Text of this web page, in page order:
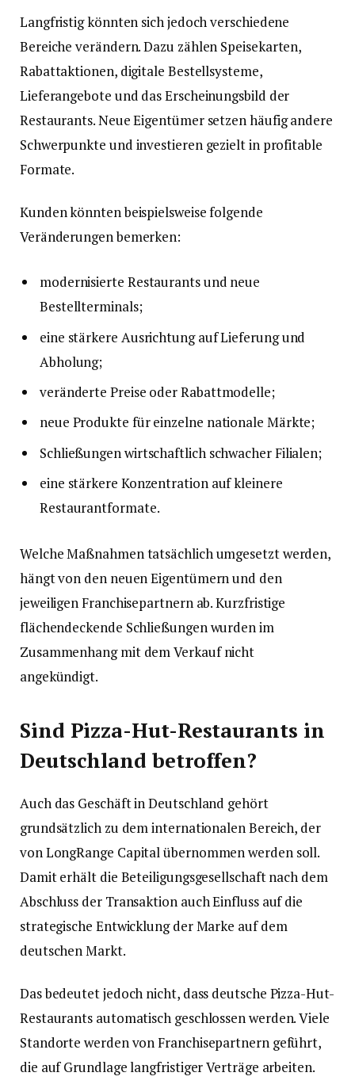
Langfristig könnten sich jedoch verschiedene
Bereiche verändern. Dazu zählen Speisekarten,
Rabattaktionen, digitale Bestellsysteme,
Lieferangebote und das Erscheinungsbild der
Restaurants. Neue Eigentümer setzen häufig andere
Schwerpunkte und investieren gezielt in profitable
Formate.
Kunden könnten beispielsweise folgende
Veränderungen bemerken:
modernisierte Restaurants und neue
Bestellterminals;
eine stärkere Ausrichtung auf Lieferung und
Abholung;
veränderte Preise oder Rabattmodelle;
neue Produkte für einzelne nationale Märkte;
Schließungen wirtschaftlich schwacher Filialen;
eine stärkere Konzentration auf kleinere
Restaurantformate.
Welche Maßnahmen tatsächlich umgesetzt werden,
hängt von den neuen Eigentümern und den
jeweiligen Franchisepartnern ab. Kurzfristige
flächendeckende Schließungen wurden im
Zusammenhang mit dem Verkauf nicht
angekündigt.
Sind Pizza-Hut-Restaurants in
Deutschland betroffen?
Auch das Geschäft in Deutschland gehört
grundsätzlich zu dem internationalen Bereich, der
von LongRange Capital übernommen werden soll.
Damit erhält die Beteiligungsgesellschaft nach dem
Abschluss der Transaktion auch Einfluss auf die
strategische Entwicklung der Marke auf dem
deutschen Markt.
Das bedeutet jedoch nicht, dass deutsche Pizza-Hut-
Restaurants automatisch geschlossen werden. Viele
Standorte werden von Franchisepartnern geführt,
die auf Grundlage langfristiger Verträge arbeiten.